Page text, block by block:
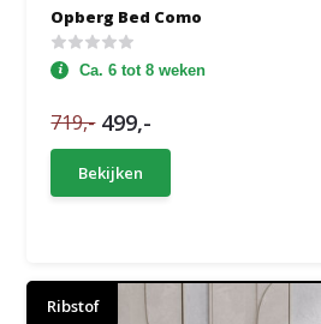
Opberg Bed Como
Ca. 6 tot 8 weken
719,- 499,-
Bekijken
Ribstof